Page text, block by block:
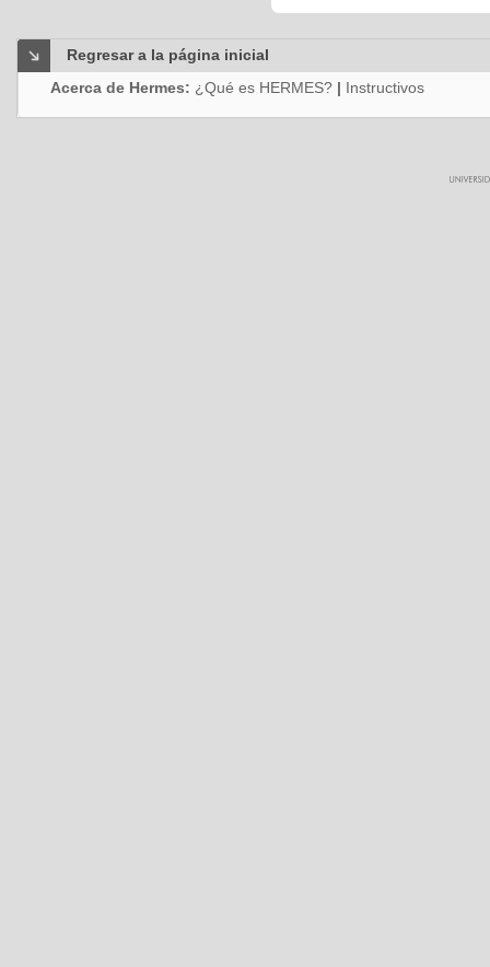
Regresar a la página inicial
Acerca de Hermes: ¿Qué es HERMES? | Instructivos